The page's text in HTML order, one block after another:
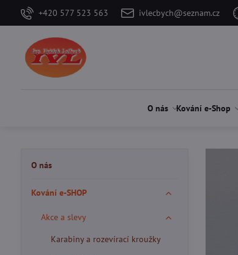
+420 577 523 563 ivlecbych@seznam.cz
O nás Kování e-Shop
O nás
Kování e-SHOP
Akce a slevy
Karabiny a rozevírací kroužky